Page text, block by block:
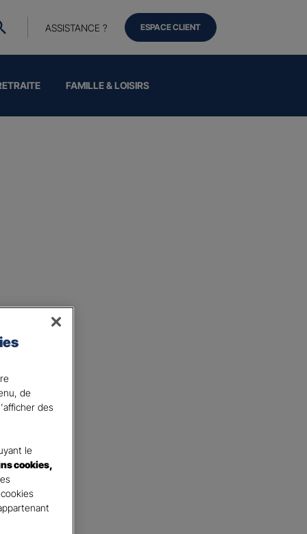
FAMILLE & LOISIRS
ASSISTANCE ? ESPACE CLIENT
à la tête d’une famille
de
des
le
cookies,